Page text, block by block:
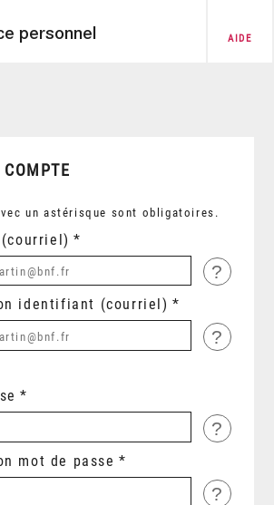
personnel AIDE
COMPTE
un astérisque sont obligatoires.
?
identifiant (courriel)
?
?
mot de passe
?